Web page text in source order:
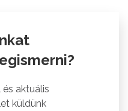
és aktuális
küldünk